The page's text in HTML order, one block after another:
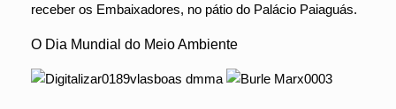
receber os Embaixadores, no pátio do Palácio Paiaguás.
O Dia Mundial do Meio Ambiente